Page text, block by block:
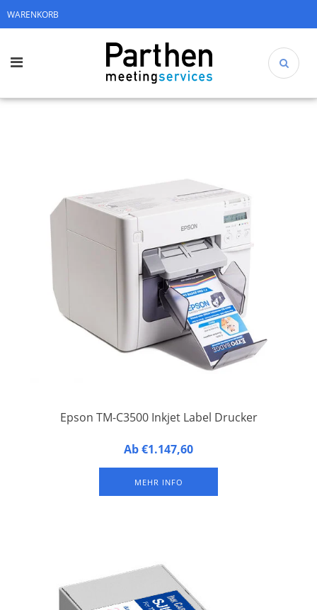
WARENKORB
Epson TM-C3500 Inkjet Label Drucker
Epson TM-C3500 Inkjet Label Drucker, im Kombination mit den
ausgestattet mit einer Schneidefunktion die den Badges in der
Länge maßgeschneidert abschneidet.
Ab €1.147,60
MEHR INFO